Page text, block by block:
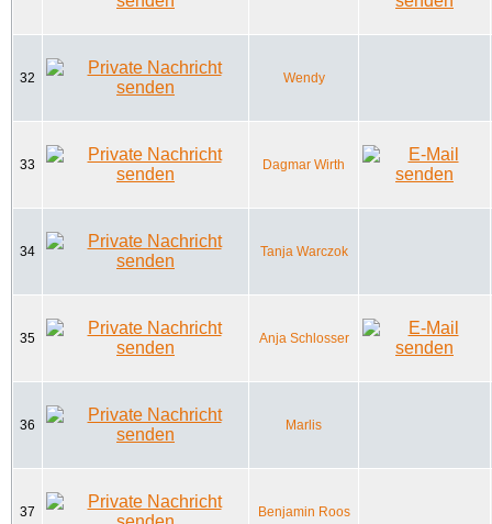
32 Wendy
33 Dagmar Wirth
34 Tanja Warczok
35 Anja Schlosser
36 Marlis
37 Benjamin Roos